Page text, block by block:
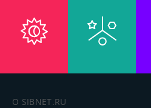
О SIBNET.RU